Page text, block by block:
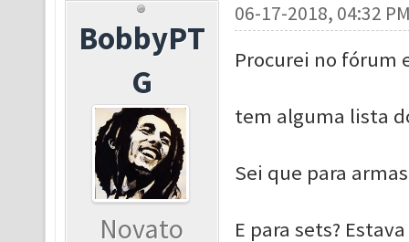
BobbyPT
G
Novato
06-17-2018, 04:32
Procurei no fórum
tem alguma lista
Sei que para
E para sets?